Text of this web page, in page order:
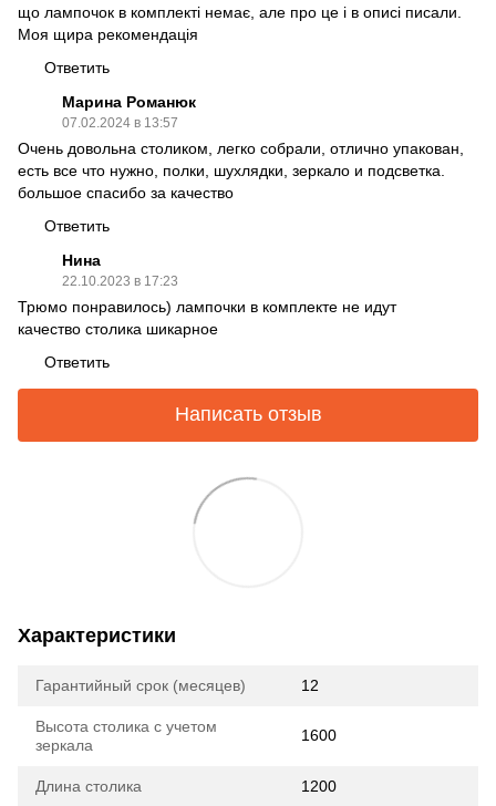
що лампочок в комплекті немає, але про це і в описі писали.
Моя щира рекомендація
Ответить
Марина Романюк
07.02.2024 в 13:57
Очень довольна столиком, легко собрали, отлично упакован,
есть все что нужно, полки, шухлядки, зеркало и подсветка.
большое спасибо за качество
Ответить
Нина
22.10.2023 в 17:23
Трюмо понравилось) лампочки в комплекте не идут
качество столика шикарное
Ответить
Написать отзыв
Характеристики
Гарантийный срок (месяцев) 12
Высота столика с учетом
зеркала
1600
Длина столика 1200